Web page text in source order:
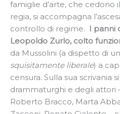
famiglie d’arte, che cedono
regia, si accompagna
controllo di regime. I panni
Leopoldo Zurlo, colto
da Mussolini (a dispetto di
squisitamente liberale) a
censura. Sulla sua scrivania
drammaturghi e degli attori
Roberto Bracco, Marta